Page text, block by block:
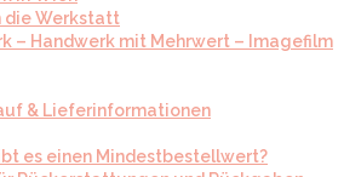
die Werkstatt
– Handwerk mit Mehrwert – Imagefilm
& Lieferinformationen
es einen Mindestbestellwert?